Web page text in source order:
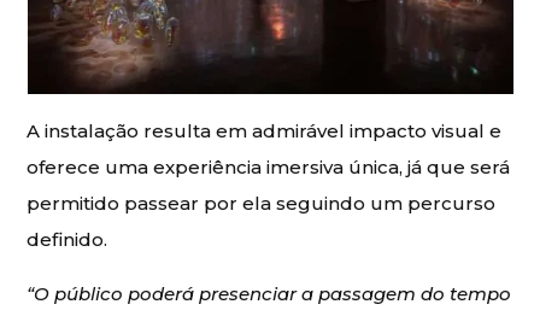
A instalação resulta em admirável impacto visual e
oferece uma experiência imersiva única, já que será
permitido passear por ela seguindo um percurso
definido.
“O público poderá presenciar a passagem do tempo